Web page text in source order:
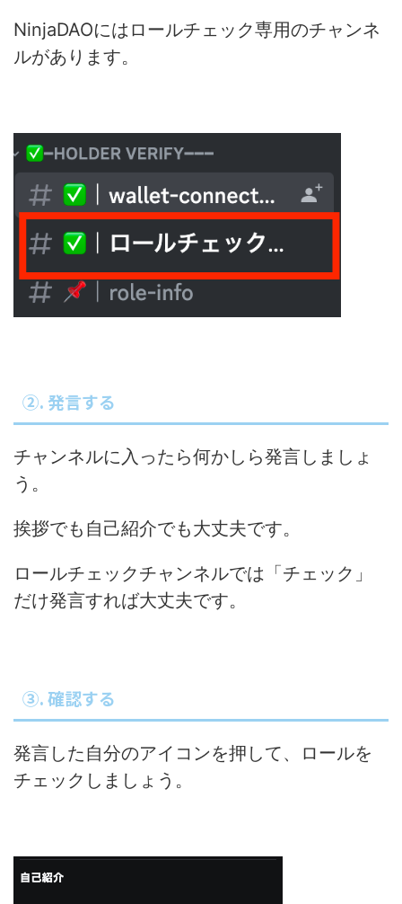
NinjaDAOにはロールチェック専用のチャンネ
ルがあります。
②. 発言する
チャンネルに入ったら何かしら発言しましょ
う。
挨拶でも自己紹介でも大丈夫です。
ロールチェックチャンネルでは「チェック」
だけ発言すれば大丈夫です。
③. 確認する
発言した自分のアイコンを押して、ロールを
チェックしましょう。